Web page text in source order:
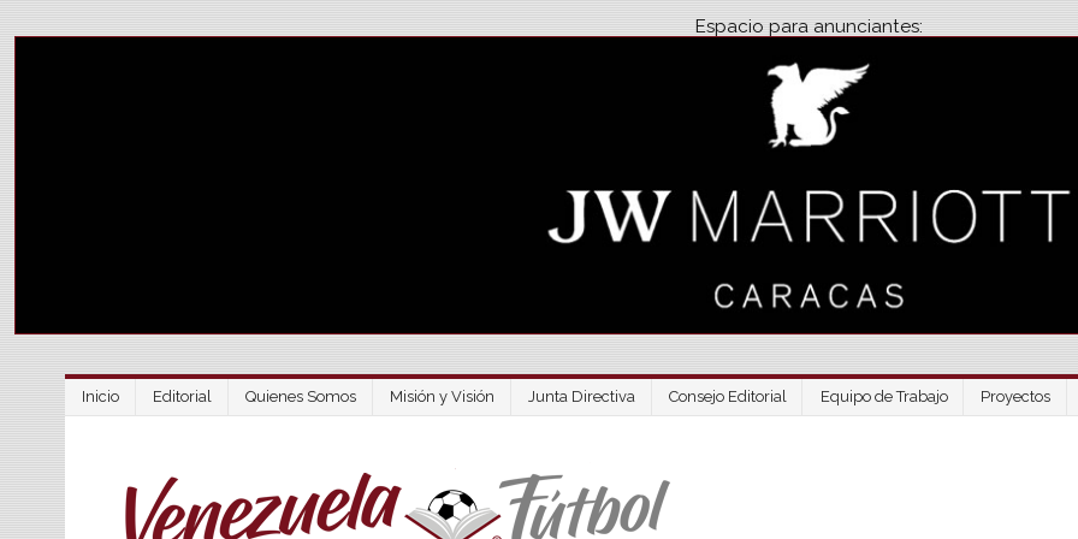
Espacio para anunciantes:
Inicio Editorial Quienes Somos Misión y Visión Junta Directiva Consejo Editorial Equipo de Trabajo Proyectos